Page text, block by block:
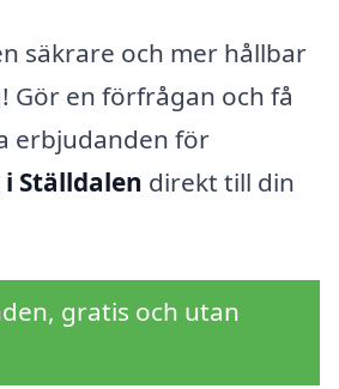
säkrare och mer hållbar
Gör en förfrågan och få
erbjudanden för
Ställdalen direkt till din
gratis och utan